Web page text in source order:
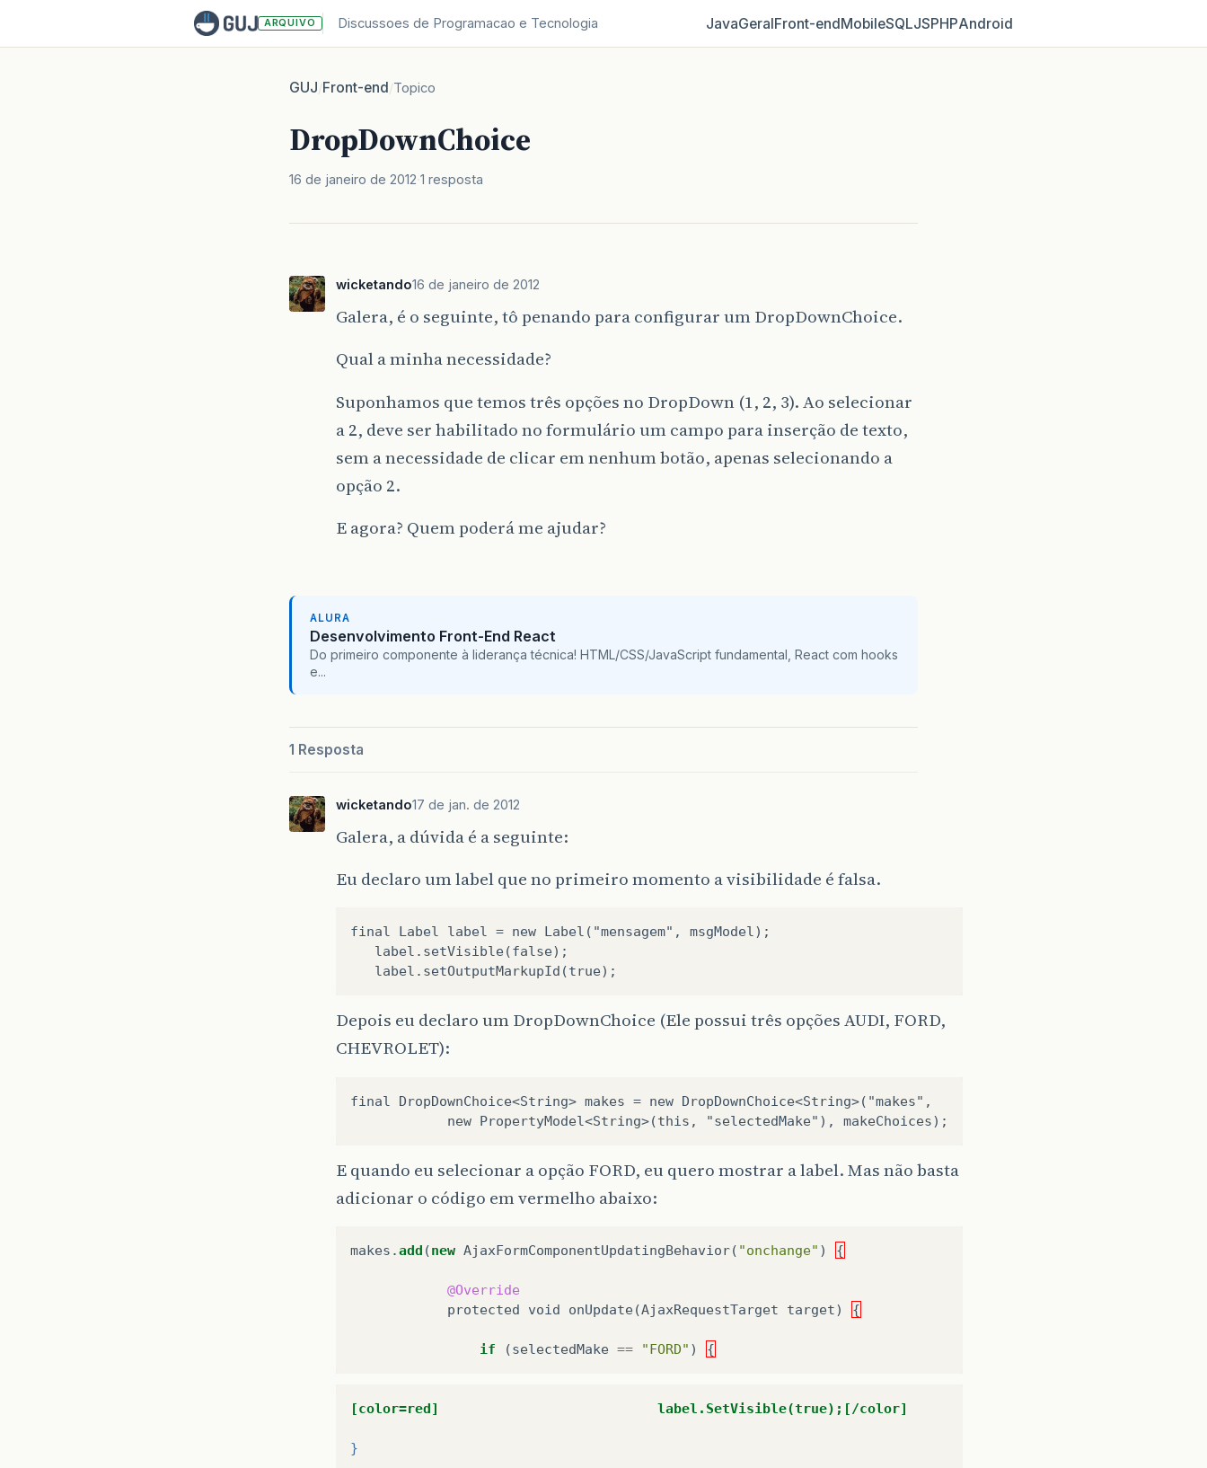
ARQUIVO Discussoes de Programacao e Tecnologia JavaGeralFront‑endMobileSQLJSPHPAndroid
GUJ/Front-end/Topico
DropDownChoice
16 de janeiro de 2012 1 resposta
wicketando16 de janeiro de 2012
Galera, é o seguinte, tô penando para configurar um DropDownChoice.
Qual a minha necessidade?
Suponhamos que temos três opções no DropDown (1, 2, 3). Ao selecionar
a 2, deve ser habilitado no formulário um campo para inserção de texto,
sem a necessidade de clicar em nenhum botão, apenas selecionando a
opção 2.
E agora? Quem poderá me ajudar?
ALURA
Desenvolvimento Front-End React
Do primeiro componente à liderança técnica! HTML/CSS/JavaScript fundamental, React com hooks
e...
1 Resposta
wicketando17 de jan. de 2012
Galera, a dúvida é a seguinte:
Eu declaro um label que no primeiro momento a visibilidade é falsa.
final Label label = new Label("mensagem", msgModel);
   label.setVisible(false);
Depois eu declaro um DropDownChoice (Ele possui três opções AUDI, FORD,
CHEVROLET):
final DropDownChoice<String> makes = new DropDownChoice<String>("makes",
E quando eu selecionar a opção FORD, eu quero mostrar a label. Mas não basta
adicionar o código em vermelho abaixo:
makes .add (new AjaxFormComponentUpdatingBehavior( "onchange" ) {
@Override
protected
void onUpdate(AjaxRequestTarget target) {
if (selectedMake == "FORD" ) {
[color=red]                           label.SetVisible(true);[/color]
}